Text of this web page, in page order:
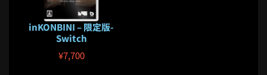
inKONBINI – 限定版-
Switch
¥7,700